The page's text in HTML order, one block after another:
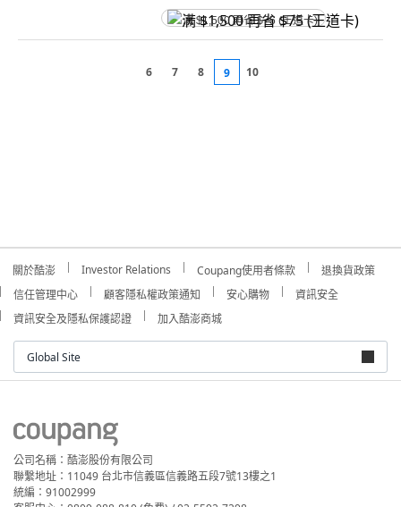
满 $1,500 再省 $75 (王道卡)
6 7 8 9 10
關於酷澎 Investor Relations Coupang使用者條款
退換貨政策
信任管理中心
顧客隱私權政策通知 安心購物
資訊安全
資訊安全及隱私保護認證
加入酷澎商城
Global Site
公司名稱：酷澎股份有限公司
聯繫地址：11049 台北市信義區信義路五段7號13樓之1
統編：91002999